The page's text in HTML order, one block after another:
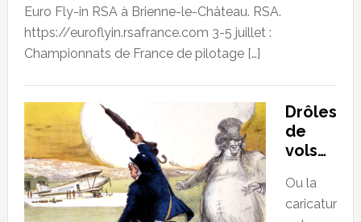
Euro Fly-in RSA à Brienne-le-Château. RSA.
https://euroflyin.rsafrance.com 3-5 juillet :
Championnats de France de pilotage […]
Drôles
de
vols…
Ou la
caricatur